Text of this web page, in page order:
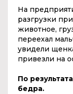
На
разгрузки
животное,
переехал
увидели
привезли на
По
бедра.